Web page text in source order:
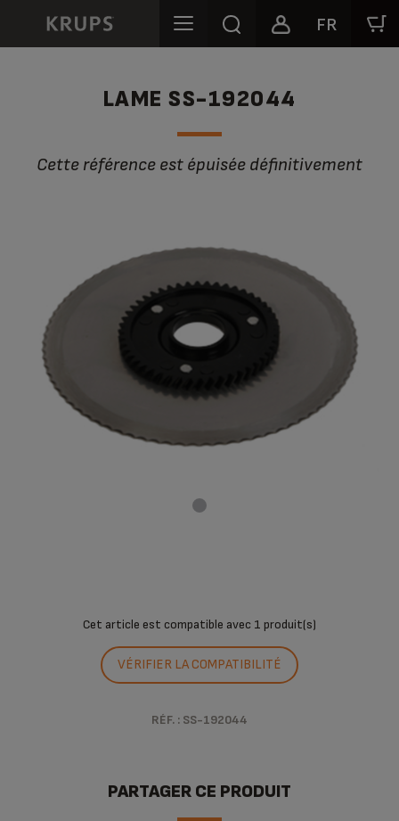
FR
LAME SS-192044
Cette référence est épuisée définitivement
Cet article est compatible avec 1 produit(s)
VÉRIFIER LA COMPATIBILITÉ
RÉF. : SS-192044
PARTAGER CE PRODUIT